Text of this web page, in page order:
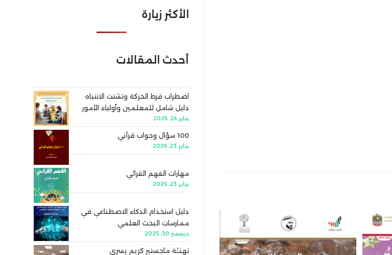
الأكثر زيارة
أحدث المقالات
اضطراب فرط الحركة وتشتت الانتباه:
دليل شامل للمعلمين وأولياء الأمور
يناير 24, 2026
100 سؤال وجواب قرآني
يناير 23, 2026
مهارات الفهم القرائي
يناير 23, 2026
دليل استخدام الذكاء الاصطناعي في
ممارسات البحث العلمي
ديسمبر 30, 2025
تهنئة ماجستير كريم يسري